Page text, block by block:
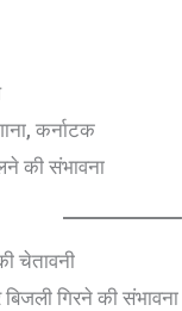
कर्नाटक
की संभावना
चेतावनी
गिरने की संभावना